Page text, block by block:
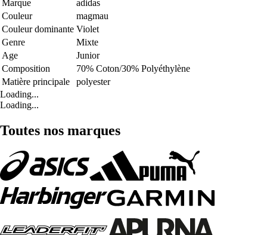
Marque
adidas
Couleur
magmau
Couleur dominante Violet
Genre
Mixte
Age
Junior
Composition
70% Coton/30% Polyéthylène
Matière principale
polyester
Loading...
Loading...
Toutes nos marques